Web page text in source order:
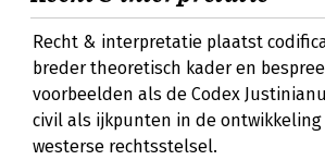
Recht & interpretatie plaatst
breder theoretisch kader en
voorbeelden als de Codex
civil als ijkpunten in de
westerse rechtsstelsel.